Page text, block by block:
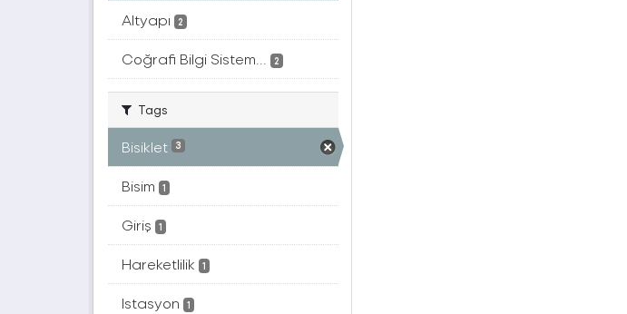
Altyapı 2
Coğrafi Bilgi Sistem... 2
Tags
Bisiklet 3
Bisim 1
Giriş 1
Hareketlilik 1
Istasyon 1